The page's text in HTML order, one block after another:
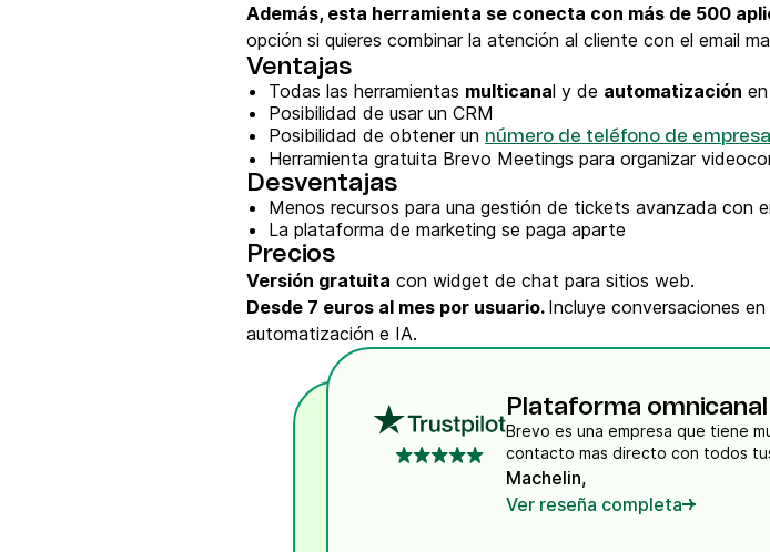
Además, esta herramienta se conecta con más de 500
opción si quieres combinar la atención al cliente con el email
Ventajas
Todas las herramientas multicanal y de automatización
Posibilidad de usar un CRM
Posibilidad de obtener un número de teléfono de empresa
Herramienta gratuita Brevo Meetings para organizar
Desventajas
Menos recursos para una gestión de tickets avanzada con
La plataforma de marketing se paga aparte
Precios
Versión gratuita con widget de chat para sitios web.
Desde 7 euros al mes por usuario. Incluye conversaciones
automatización e IA.
Plataforma
Brevo es una empresa que tiene
Machelin,
Ver reseña completa